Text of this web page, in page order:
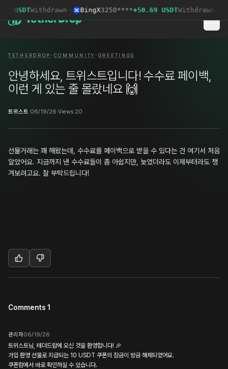
USDTWithdrawn · BingX3250****+50.69 USDTWithdrawn ·
TETHERDROP · COMMUNITY · GREETINGS
안녕하세요, 트위스트입니다! 수수료 페이백,
이런 게 있는 줄 몰랐네요 🙌
트위스트·06/19/26·Views 20
선물거래는 꽤 해왔는데, 수수료를 페이백으로 받을 수 있다는 건 여기서 처음
알았어요. 지금까지 낸 수수료들이 좀 아쉽지만, 늦었더라도 이제부터라도 챙
겨보려고요. 잘 부탁드립니다!
Comments 1
관리자06/19/26
트위스트님, 테더드랍에 오신 것을 환영합니다! 🎉
가입 환영 선물로 지급되는 10 USDT 쿠폰의 잠금이 방금 해제되었어요.
쿠폰함에서 바로 확인하실 수 있습니다.